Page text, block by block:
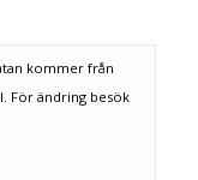
kommer från
För ändring besök